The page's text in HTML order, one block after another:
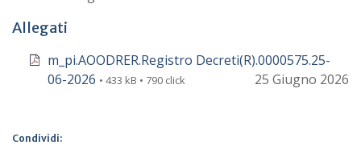
Allegati
m_pi.AOODRER.Registro Decreti(R).0000575.25-
06-2026 • 433 kB • 790 click 25 Giugno 2026
Condividi: